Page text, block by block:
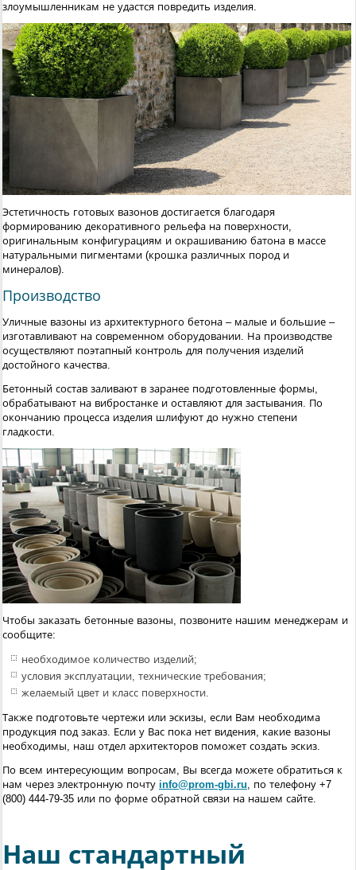
злоумышленникам не удастся повредить изделия.
Эстетичность готовых вазонов достигается благодаря
формированию декоративного рельефа на поверхности,
оригинальным конфигурациям и окрашиванию батона в массе
натуральными пигментами (крошка различных пород и
минералов).
Производство
Уличные вазоны из архитектурного бетона – малые и большие –
изготавливают на современном оборудовании. На производстве
осуществляют поэтапный контроль для получения изделий
достойного качества.
Бетонный состав заливают в заранее подготовленные формы,
обрабатывают на вибростанке и оставляют для застывания. По
окончанию процесса изделия шлифуют до нужно степени
гладкости.
Чтобы заказать бетонные вазоны, позвоните нашим менеджерам и
сообщите:
необходимое количество изделий;
условия эксплуатации, технические требования;
желаемый цвет и класс поверхности.
Также подготовьте чертежи или эскизы, если Вам необходима
продукция под заказ. Если у Вас пока нет видения, какие вазоны
необходимы, наш отдел архитекторов поможет создать эскиз.
По всем интересующим вопросам, Вы всегда можете обратиться к
нам через электронную почту info@prom-gbi.ru , по телефону +7
(800) 444-79-35 или по форме обратной связи на нашем сайте.
Наш стандартный